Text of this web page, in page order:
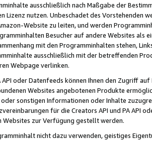
ausschließlich nach Maßgabe der
Lizenz nutzen. Unbeschadet des Vorstehenden
Website zu leiten, und werden
Besucher auf andere Websites als
mit den Programminhalten stehen,
ausschließlich mit der betreffenden
Webpage verlinken.
API oder Datenfeeds können Ihnen den Zugriff
Websites angebotenen Produkte
sonstigen Informationen oder Inhalte
für die Creators API und PA API
Websites zur Verfügung gestellt werden.
nicht dazu verwenden, geistiges